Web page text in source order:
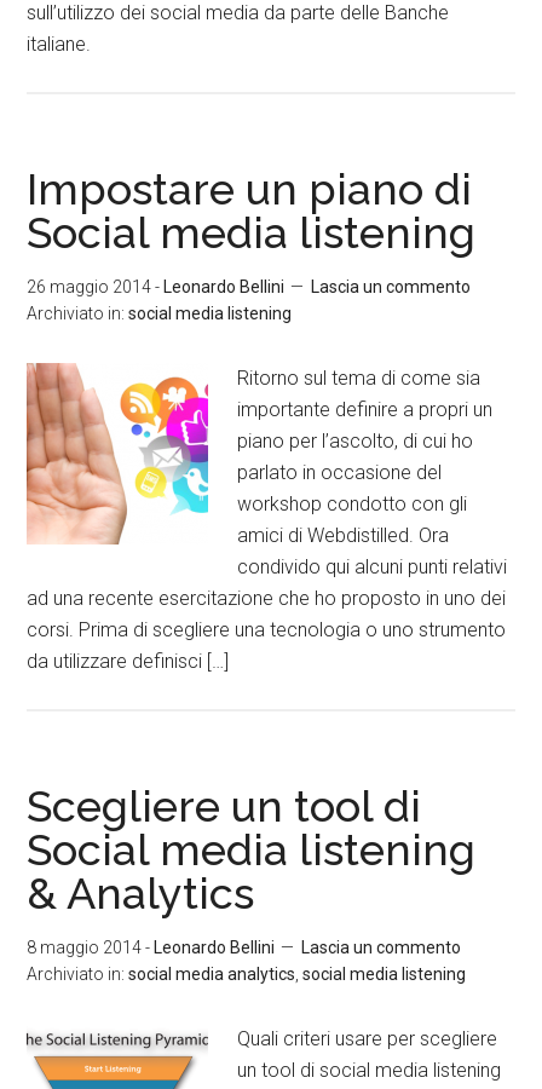
sull’utilizzo dei social media da parte delle Banche
italiane.
Impostare un piano di
Social media listening
26 maggio 2014- Leonardo Bellini
Lascia un commento
Archiviato in:social media listening
Ritorno sul tema di come sia
importante definire a propri un
piano per l’ascolto, di cui ho
parlato in occasione del
workshop condotto con gli
amici di Webdistilled. Ora
condivido qui alcuni punti relativi
ad una recente esercitazione che ho proposto in uno dei
corsi. Prima di scegliere una tecnologia o uno strumento
da utilizzare definisci […]
Scegliere un tool di
Social media listening
& Analytics
8 maggio 2014- Leonardo Bellini
Lascia un commento
Archiviato in:social media analytics ,social media listening
Quali criteri usare per scegliere
un tool di social media listening